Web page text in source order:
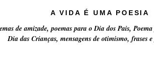
A VIDA É UMA POESIA
de amizade, poemas para o Dia dos Pais,
Dia das Crianças, mensagens de otimismo, frases e